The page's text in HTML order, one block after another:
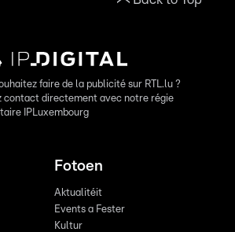
faire de la publicité sur RTL.lu ?
contact directement avec notre régie
IPLuxembourg
Fotoen
Aktualitéit
Events a Fester
Kultur